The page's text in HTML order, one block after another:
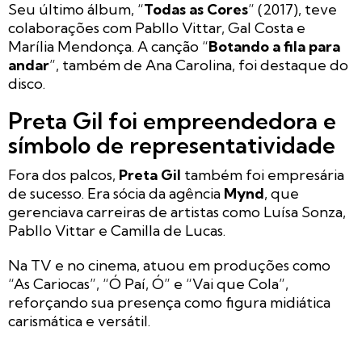
Seu último álbum, “Todas as Cores” (2017), teve
colaborações com Pabllo Vittar, Gal Costa e
Marília Mendonça. A canção “Botando a fila para
andar”, também de Ana Carolina, foi destaque do
disco.
Preta Gil foi empreendedora e
símbolo de representatividade
Fora dos palcos, Preta Gil também foi empresária
de sucesso. Era sócia da agência Mynd, que
gerenciava carreiras de artistas como Luísa Sonza,
Pabllo Vittar e Camilla de Lucas.
Na TV e no cinema, atuou em produções como
“As Cariocas”, “Ó Paí, Ó” e “Vai que Cola”,
reforçando sua presença como figura midiática
carismática e versátil.